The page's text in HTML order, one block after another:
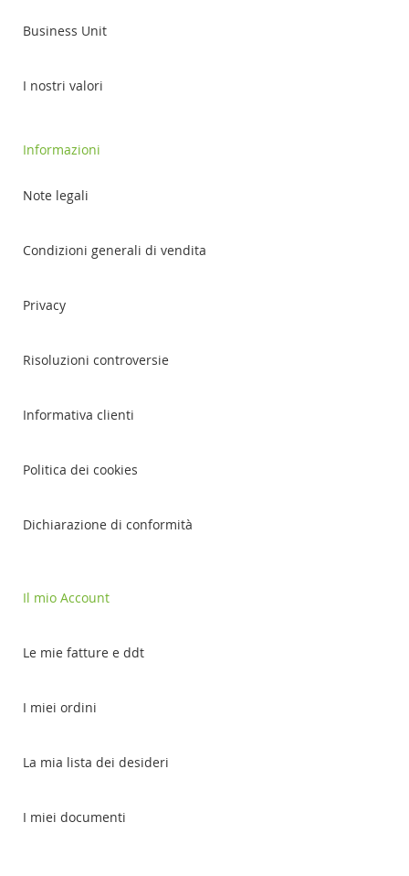
Business Unit
I nostri valori
Informazioni
Note legali
Condizioni generali di vendita
Privacy
Risoluzioni controversie
Informativa clienti
Politica dei cookies
Dichiarazione di conformità
Il mio Account
Le mie fatture e ddt
I miei ordini
La mia lista dei desideri
I miei documenti